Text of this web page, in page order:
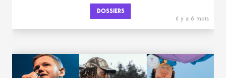
DOSSIERS
il y a 6 mois